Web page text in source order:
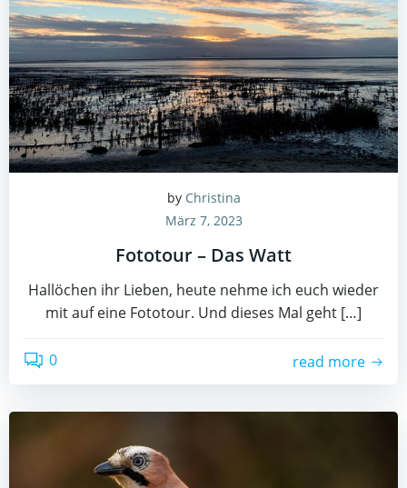
by Christina
März 7, 2023
Fototour – Das Watt
Hallöchen ihr Lieben, heute nehme ich euch wieder
mit auf eine Fototour. Und dieses Mal geht […]
0 read more